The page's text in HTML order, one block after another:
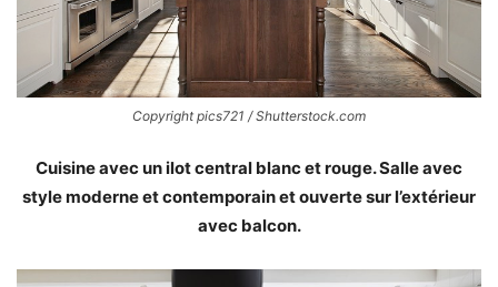
Copyright pics721 / Shutterstock.com
Cuisine avec un ilot central blanc et rouge. Salle avec
style moderne et contemporain et ouverte sur l’extérieur
avec balcon.